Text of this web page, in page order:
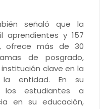
señaló que la
aprendientes y 157
ofrece más de 30
de posgrado,
clave en la
la entidad. En su
los estudiantes a
en su educación,